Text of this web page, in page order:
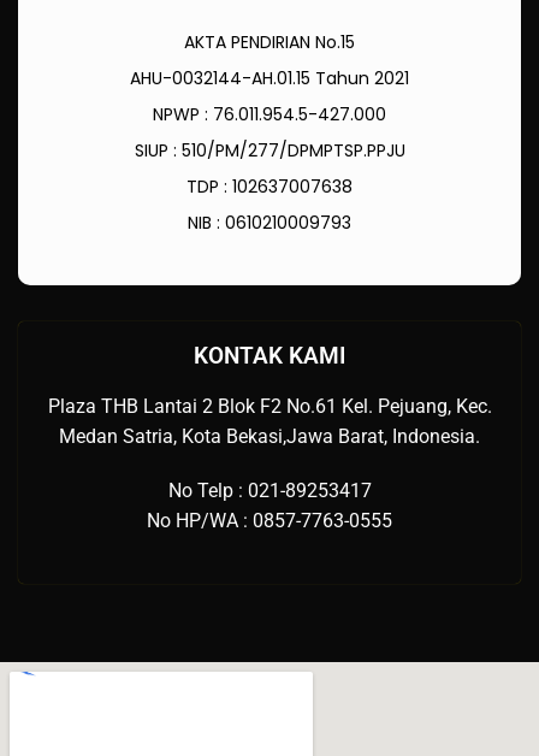
AKTA PENDIRIAN No.15
AHU-0032144-AH.01.15 Tahun 2021
NPWP : 76.011.954.5-427.000
SIUP : 510/PM/277/DPMPTSP.PPJU
TDP : 102637007638
NIB : 0610210009793
KONTAK KAMI
Plaza THB Lantai 2 Blok F2 No.61 Kel. Pejuang, Kec.
Medan Satria, Kota Bekasi,Jawa Barat, Indonesia.
No Telp : 021-89253417
No HP/WA : 0857-7763-0555